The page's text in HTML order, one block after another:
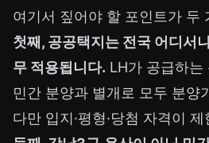
여기서 짚어야 할 포인트가 두
첫째, 공공택지는 전국 어디서
무 적용됩니다. LH가 공급하는
민간 분양과 별개로 모두 분양
다만 입지·평형·당첨 자격이